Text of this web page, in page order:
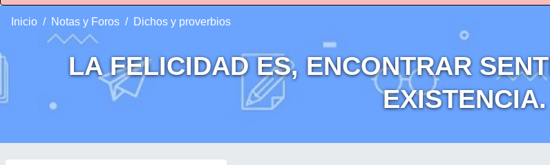
Inicio Notas y Foros Dichos y proverbios
LA FELICIDAD ES, ENCONTRAR
EXISTENCIA.